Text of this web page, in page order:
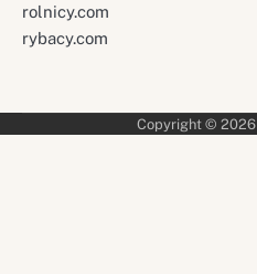
rolnicy.com
rybacy.com
Copyright © 2026